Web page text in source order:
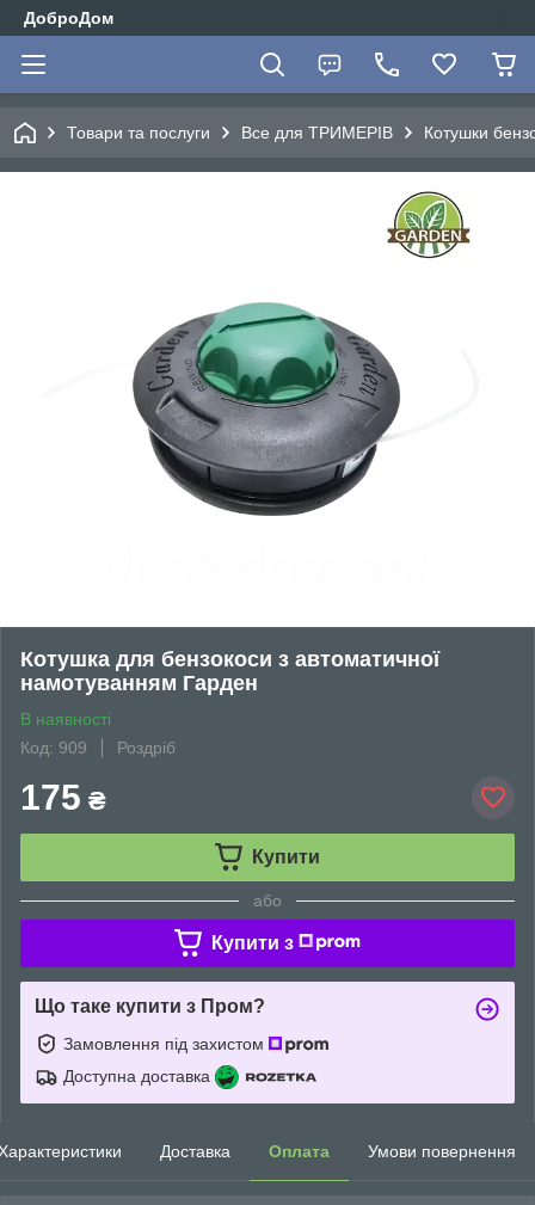
ДоброДом
Товари та послуги Все для ТРИМЕРІВ Котушки
Котушка для бензокоси з автоматичної
намотуванням Гарден
В наявності
Код: 909
Роздріб
175 ₴
Купити
або
Купити з
Що таке купити з Пром?
Замовлення під захистом
Доступна доставка
Доставка Оплата Умови повернення